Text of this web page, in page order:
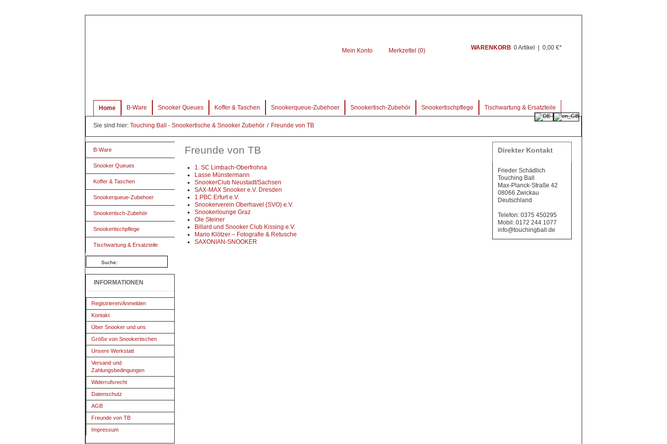
Mein Konto Merkzettel (0) WARENKORB 0 Artikel 0,00 €*
Home B-Ware Snooker Queues Koffer & Taschen Snookerqueue-Zubehoer Snookertisch-Zubehör Snookertischpflege Tischwartung & Ersatzteile
Sie sind hier: Touching Ball - Snookertische & Snooker Zubehör / Freunde von TB
B-Ware
Snooker Queues
Koffer & Taschen
Snookerqueue-Zubehoer
Snookertisch-Zubehör
Snookertischpflege
Tischwartung & Ersatzteile
INFORMATIONEN
Registrieren/Anmelden
Kontakt
Über Snooker und uns
Größe von Snookertischen
Unsere Werkstatt
Versand und
Zahlungsbedingungen
Widerrufsrecht
Datenschutz
AGB
Freunde von TB
Impressum
Freunde von TB
1. SC Limbach-Oberfrohna
Lasse Münstermann
SnookerClub Neustadt/Sachsen
SAX-MAX Snooker e.V. Dresden
1.PBC Erfurt e.V.
Snookerverein Oberhavel (SVO) e.V.
Snookerlounge Graz
Ole Steiner
Billard und Snooker Club Kissing e.V.
Mario Klötzer – Fotografie & Retusche
SAXONIAN-SNOOKER
Direkter Kontakt
Frieder Schädlich
Touching Ball
Max-Planck-Straße 42
08066 Zwickau
Deutschland
Telefon: 0375 450295
Mobil: 0172 244 1077
info@touchingball.de